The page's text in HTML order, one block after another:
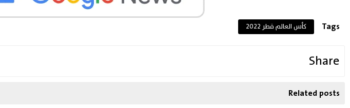
Tags كأس العالم قطر 2022
Share
Related posts